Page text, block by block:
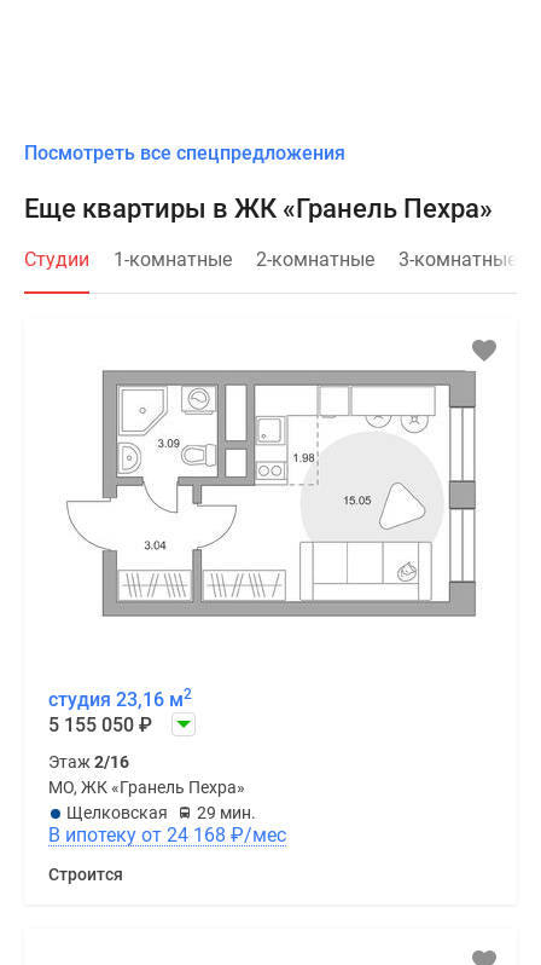
Посмотреть все спецпредложения
Еще квартиры в ЖК «Гранель Пехра»
Студии 1-комнатные 2-комнатные 3-комнатные
студия 23,16 м2
5 155 050 ₽
Этаж2/16
МО, ЖК «Гранель Пехра»
Щелковская
29 мин.
В ипотеку от 24 168 ₽/мес
Строится